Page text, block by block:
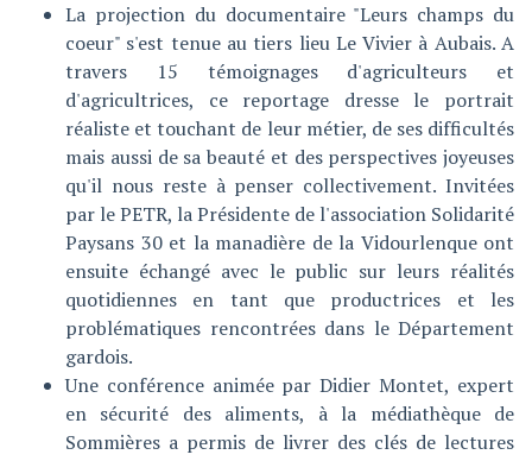
La projection du documentaire "Leurs champs du
coeur" s'est tenue au tiers lieu Le Vivier à Aubais. A
travers 15 témoignages d'agriculteurs et
d'agricultrices, ce reportage dresse le portrait
réaliste et touchant de leur métier, de ses difficultés
mais aussi de sa beauté et des perspectives joyeuses
qu'il nous reste à penser collectivement. Invitées
par le PETR, la Présidente de l'association Solidarité
Paysans 30 et la manadière de la Vidourlenque ont
ensuite échangé avec le public sur leurs réalités
quotidiennes en tant que productrices et les
problématiques rencontrées dans le Département
gardois.
Une conférence animée par Didier Montet, expert
en sécurité des aliments, à la médiathèque de
Sommières a permis de livrer des clés de lectures